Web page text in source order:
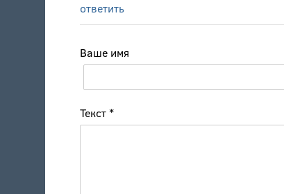
ответить
Ваше имя
Текст *